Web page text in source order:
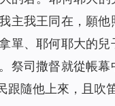
主我王同在，願
單、耶何耶大的
祭司撒督就從帳
隨他上來，且吹